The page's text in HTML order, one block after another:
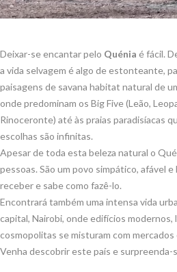
Deixar-se encantar pelo Quénia é fácil.
a vida selvagem é algo de estonteante,
paisagens de savana habitat natural de
onde predominam os Big Five (Leão,
Rinoceronte) até às praias paradisíacas
escolhas são infinitas.
Apesar de toda esta beleza natural o
pessoas. São um povo simpático, afável
receber e sabe como fazê-lo.
Encontrará também uma intensa vida
capital, Nairobi, onde edifícios
cosmopolitas se misturam com
Venha descobrir este país e surpreenda-